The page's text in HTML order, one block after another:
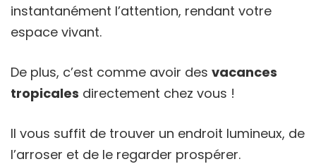
instantanément l’attention, rendant votre
espace vivant.
De plus, c’est comme avoir des vacances
tropicales directement chez vous !
Il vous suffit de trouver un endroit lumineux, de
l’arroser et de le regarder prospérer.